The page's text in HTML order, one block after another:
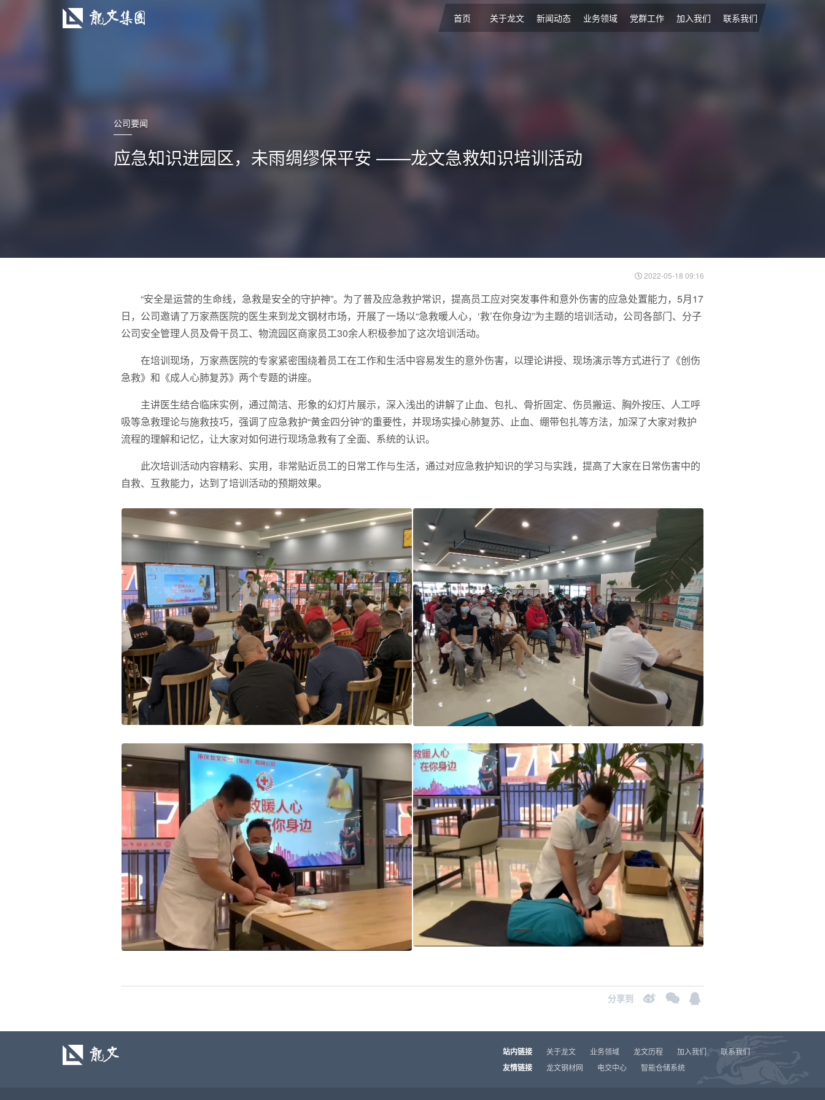
首页 关于龙文 新闻动态 业务领域 党群工作 加入我们 联系我们
公司要闻
应急知识进园区，未雨绸缪保平安 ——龙文急救知识培训活动
2022-05-18 09:16
“安全是运营的生命线，急救是安全的守护神”。为了普及应急救护常识，提高员工应对突发事件和意外伤害的应急处置能力，5月17
日，公司邀请了万家燕医院的医生来到龙文钢材市场，开展了一场以“急救暖人心，‘救’在你身边”为主题的培训活动，公司各部门、分子
公司安全管理人员及骨干员工、物流园区商家员工30余人积极参加了这次培训活动。
在培训现场，万家燕医院的专家紧密围绕着员工在工作和生活中容易发生的意外伤害，以理论讲授、现场演示等方式进行了《创伤
急救》和《成人心肺复苏》两个专题的讲座。
主讲医生结合临床实例，通过简洁、形象的幻灯片展示，深入浅出的讲解了止血、包扎、骨折固定、伤员搬运、胸外按压、人工呼
吸等急救理论与施救技巧，强调了应急救护“黄金四分钟”的重要性，并现场实操心肺复苏、止血、绷带包扎等方法，加深了大家对救护
流程的理解和记忆，让大家对如何进行现场急救有了全面、系统的认识。
此次培训活动内容精彩、实用，非常贴近员工的日常工作与生活，通过对应急救护知识的学习与实践，提高了大家在日常伤害中的
自救、互救能力，达到了培训活动的预期效果。
分享到
站内链接 关于龙文 业务领域 龙文历程 加入我们 联系我们
友情链接 龙文钢材网 电交中心 智能仓储系统